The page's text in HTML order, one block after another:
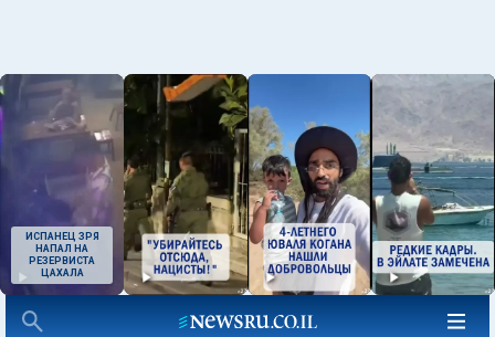
ИСПАНЕЦ ЗРЯ
НАПАЛ НА
РЕЗЕРВИСТА
ЦАХАЛА